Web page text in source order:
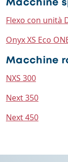
Macchine
Flexo con unità
Onyx XS Eco
Macchine
NXS 300
Next 350
Next 450